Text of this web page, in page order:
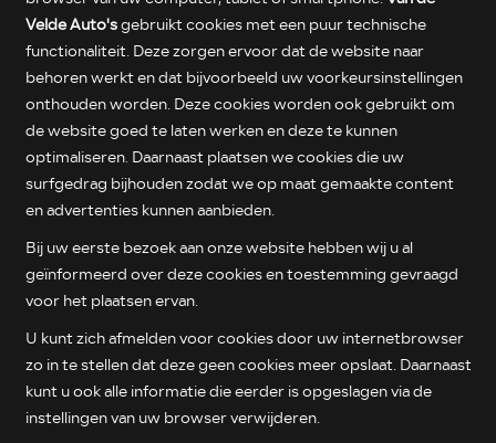
Velde Auto'sgebruikt cookies met een puur technische
functionaliteit. Deze zorgen ervoor dat de website naar
behoren werkt en dat bijvoorbeeld uw voorkeursinstellingen
onthouden worden. Deze cookies worden ook gebruikt om
de website goed te laten werken en deze te kunnen
optimaliseren. Daarnaast plaatsen we cookies die uw
surfgedrag bijhouden zodat we op maat gemaakte content
en advertenties kunnen aanbieden.
Bij uw eerste bezoek aan onze website hebben wij u al
geïnformeerd over deze cookies en toestemming gevraagd
voor het plaatsen ervan.
U kunt zich afmelden voor cookies door uw internetbrowser
zo in te stellen dat deze geen cookies meer opslaat. Daarnaast
kunt u ook alle informatie die eerder is opgeslagen via de
instellingen van uw browser verwijderen.